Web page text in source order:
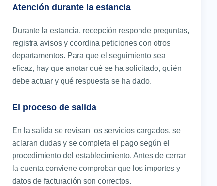
Atención durante la estancia
Durante la estancia, recepción responde preguntas,
registra avisos y coordina peticiones con otros
departamentos. Para que el seguimiento sea
eficaz, hay que anotar qué se ha solicitado, quién
debe actuar y qué respuesta se ha dado.
El proceso de salida
En la salida se revisan los servicios cargados, se
aclaran dudas y se completa el pago según el
procedimiento del establecimiento. Antes de cerrar
la cuenta conviene comprobar que los importes y
datos de facturación son correctos.